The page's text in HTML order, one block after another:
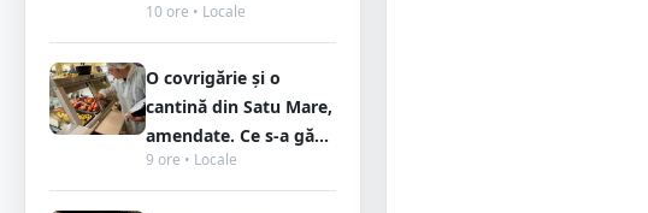
10 ore • Locale
O covrigărie și o
cantină din Satu Mare,
amendate. Ce s-a gă...
9 ore • Locale